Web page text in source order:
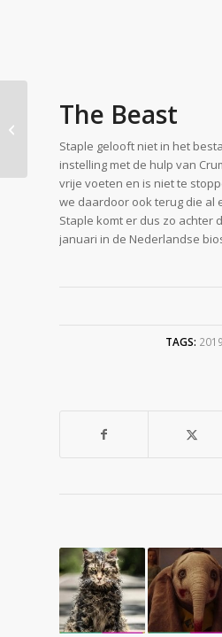
The Beast
Staple gelooft niet in het
instelling met de hulp van
vrije voeten en is niet te
we daardoor ook terug die al
Staple komt er dus zo achter
januari in de Nederlandse
TAGS: 2019
Vol Actie de
Spectaculaire Nieuwe
Trailer Alita: Battle
Angel